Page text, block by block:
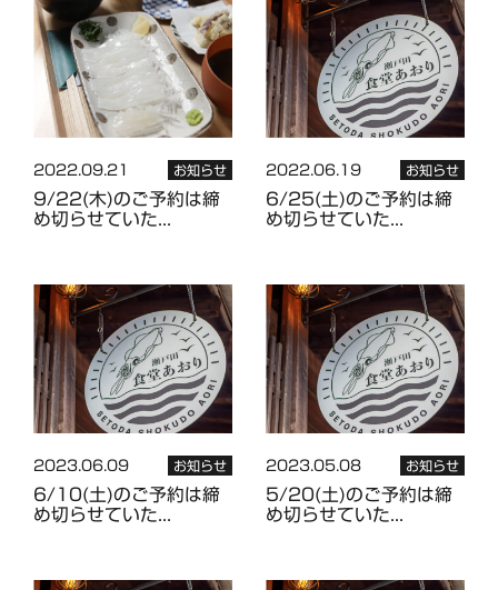
2022.09.21 お知らせ
9/22(木)のご予約は締
め切らせていた...
2022.06.19 お知らせ
6/25(土)のご予約は締
め切らせていた...
2023.06.09 お知らせ
6/10(土)のご予約は締
め切らせていた...
2023.05.08 お知らせ
5/20(土)のご予約は締
め切らせていた...